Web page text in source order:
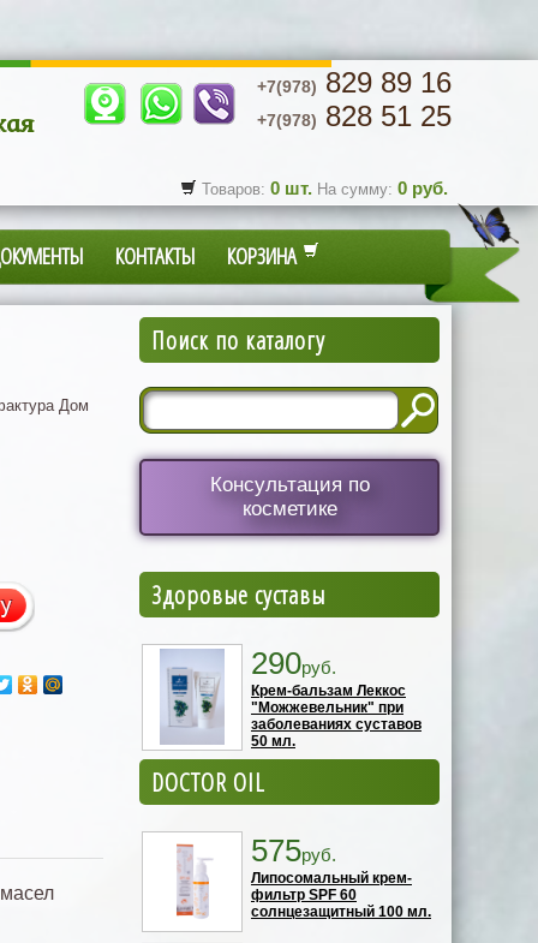
+7(978) 829 89 16
+7(978) 828 51 25
Товаров: 0 шт. На сумму: 0 руб.
КОНТАКТЫ КОРЗИНА
Дом
Поиск по каталогу
Консультация по
косметике
Здоровые суставы
290руб.
Крем-бальзам Леккос
"Можжевельник" при
заболеваниях суставов
50 мл.
DOCTOR OIL
575руб.
Липосомальный крем-
фильтр SPF 60
солнцезащитный 100 мл.